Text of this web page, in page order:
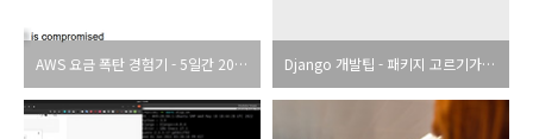
AWS 요금 폭탄 경험기 - 5일간 2000만원 Django 개발팁 - 패키지 고르기가 망설여 진다면